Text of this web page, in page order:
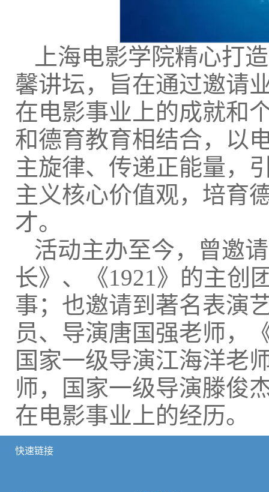
上海电影学院精心打
馨讲坛，旨在通过邀请
在电影事业上的成就和
和德育教育相结合，以
主旋律、传递正能量，
主义核心价值观，培育
才。
活动主办至今，曾邀
长》、《1921》的主创
事；也邀请到著名表演
员、导演唐国强老师，
国家一级导演江海洋老
师，国家一级导演滕俊
在电影事业上的经历。
快速链接